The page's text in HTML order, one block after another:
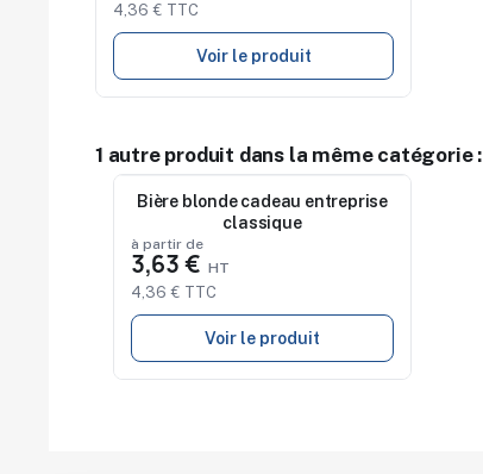
4,36 € TTC
Voir le produit
1 autre produit dans la même catégorie :
Nouveau
Bière blonde cadeau entreprise
classique
à partir de
3,63 €
4,36 € TTC
Voir le produit